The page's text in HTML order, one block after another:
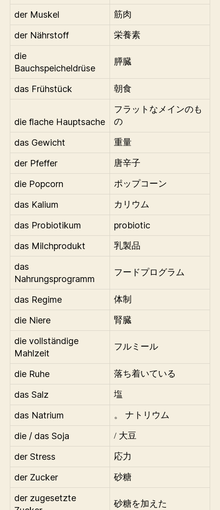
der Muskel 筋肉
der Nährstoff 栄養素
die
Bauchspeicheldrüse
膵臓
das Frühstück 朝食
die flache Hauptsache
フラットなメインのも
の
das Gewicht 重量
der Pfeffer 唐辛子
die Popcorn ポップコーン
das Kalium カリウム
das Probiotikum
probiotic
das Milchprodukt
乳製品
das
Nahrungsprogramm
フードプログラム
das Regime 体制
die Niere 腎臓
die vollständige
Mahlzeit
フルミール
die Ruhe 落ち着いている
das Salz 塩
das Natrium 。 ナトリウム
die / das Soja / 大豆
der Stress 応力
der Zucker 砂糖
der zugesetzte
砂糖を加えた